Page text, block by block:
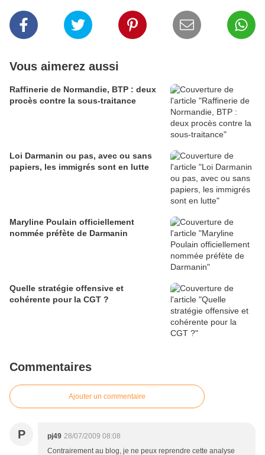
Vous aimerez aussi
Raffinerie de Normandie, BTP : deux
procès contre la sous-traitance
Loi Darmanin ou pas, avec ou sans
papiers, les immigrés sont en lutte
Maryline Poulain officiellement
nommée préfète de Darmanin
Quelle stratégie offensive et
cohérente pour la CGT ?
Commentaires
Ajouter un commentaire
P pj49 28/07/2009 08:08
Contrairement au blog, je ne peux reprendre cette analyse